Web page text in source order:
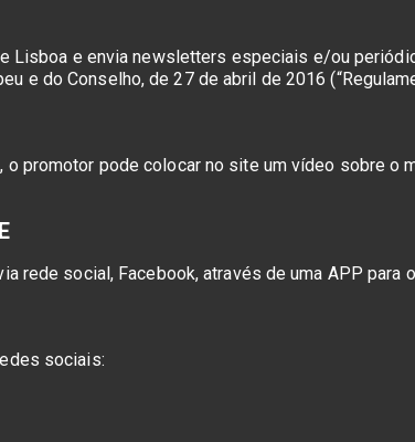
Lisboa e envia newsletters especiais e/ou
e do Conselho, de 27 de abril de 2016
promotor pode colocar no site um vídeo sobre
rede social, Facebook, através de uma APP para
sociais: